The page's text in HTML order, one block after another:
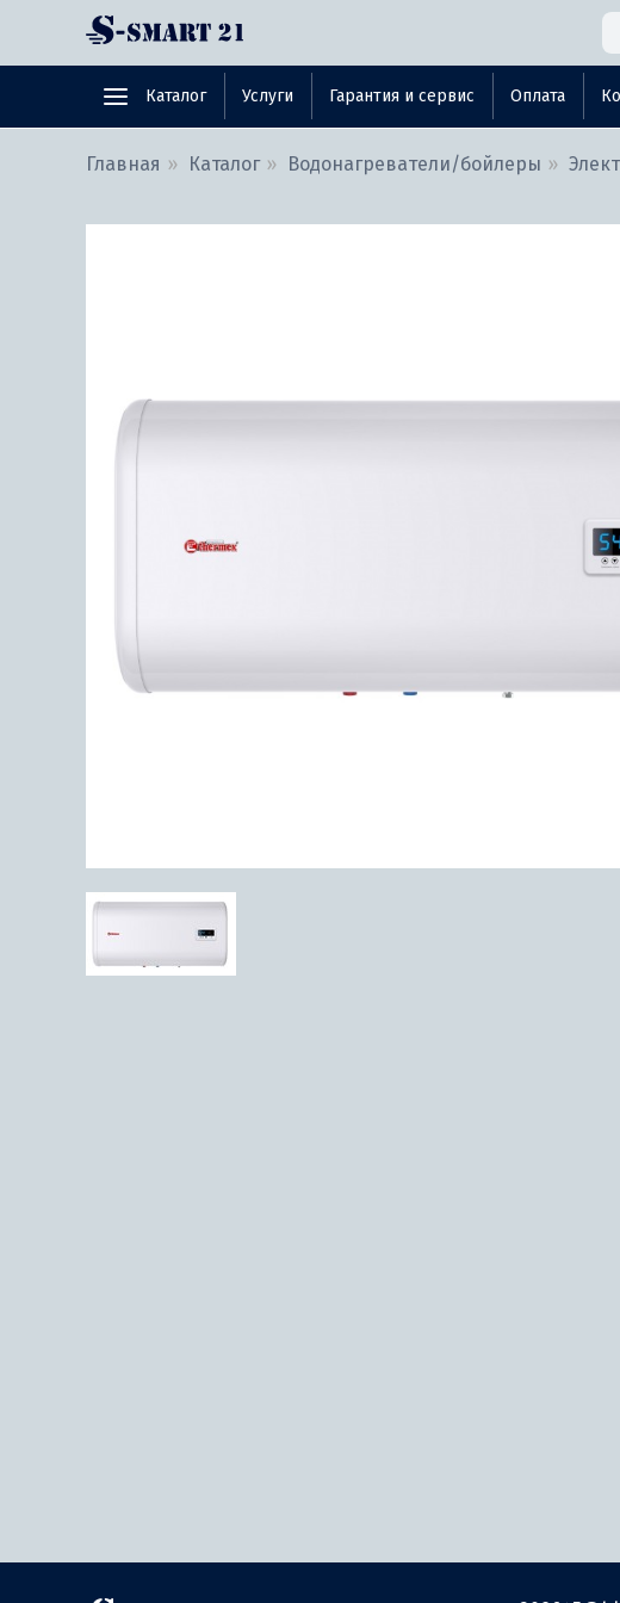
Каталог Услуги Гарантия и сервис Оплата
Главная Каталог Водонагреватели/бойлеры